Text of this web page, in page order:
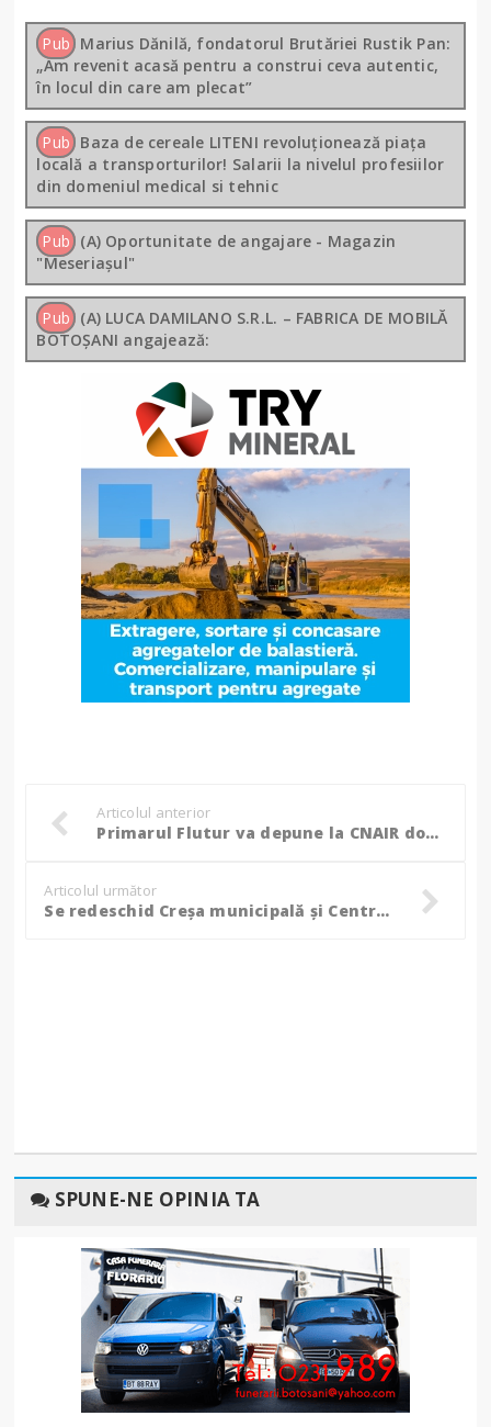
Pub Marius Dănilă, fondatorul Brutăriei Rustik Pan:
„Am revenit acasă pentru a construi ceva autentic,
în locul din care am plecat”
Pub Baza de cereale LITENI revoluționează piața
locală a transporturilor! Salarii la nivelul profesiilor
din domeniul medical si tehnic
Pub (A) Oportunitate de angajare - Magazin
"Meseriașul"
Pub (A) LUCA DAMILANO S.R.L. – FABRICA DE MOBILĂ
BOTOȘANI angajează:
Articolul anterior
Primarul Flutur va depune la CNAIR documentația pentru realizarea șoselei de centură a municipiului Botoșani
Articolul următor
Se redeschid Creșa municipală și Centrul de zi pentru copiii din familiile cu risc social
SPUNE-NE OPINIA TA